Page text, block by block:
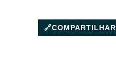
🔗COMPARTILHAR